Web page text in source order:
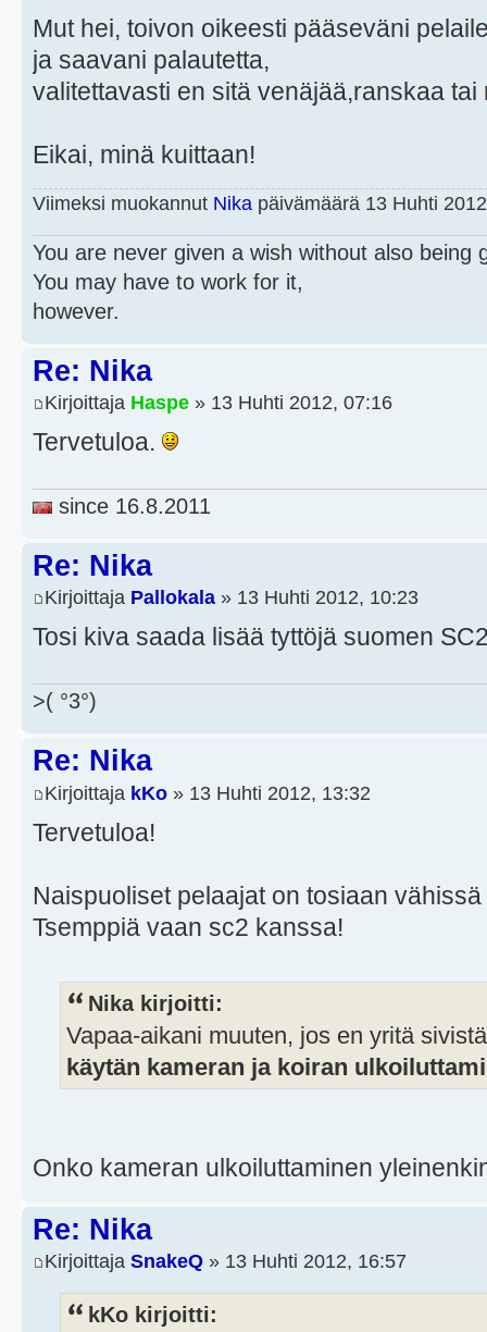
Mut hei, toivon oikeesti pääseväni
ja saavani palautetta,
valitettavasti en sitä venäjää,ranskaa
Eikai, minä kuittaan!
Viimeksi muokannut Nika päivämäärä 13 Huhti
You are never given a wish without also being
You may have to work for it,
however.
Re: Nika
Kirjoittaja Haspe » 13 Huhti 2012, 07:16
Tervetuloa.
since 16.8.2011
Re: Nika
Kirjoittaja Pallokala » 13 Huhti 2012, 10:23
Tosi kiva saada lisää tyttöjä suomen
>( °3°)
Re: Nika
Kirjoittaja kKo » 13 Huhti 2012, 13:32
Tervetuloa!
Naispuoliset pelaajat on tosiaan vähissä
Tsemppiä vaan sc2 kanssa!
Nika kirjoitti:
Vapaa-aikani muuten, jos en yritä
käytän kameran ja koiran
Onko kameran ulkoiluttaminen
Re: Nika
Kirjoittaja SnakeQ » 13 Huhti 2012, 16:57
kKo kirjoitti: